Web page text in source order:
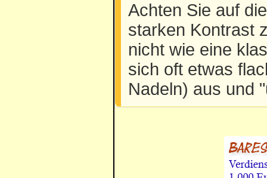
Achten Sie auf
starken Kontrast
nicht wie eine
sich oft etwas
Nadeln) aus und